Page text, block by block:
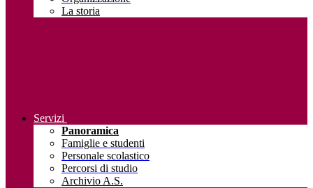
La storia
Servizi
Panoramica
Famiglie e studenti
Personale scolastico
Percorsi di studio
Archivio A.S.